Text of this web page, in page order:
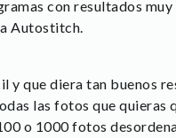
con resultados muy
Autostitch.
que diera tan buenos
las fotos que quieras
o 1000 fotos